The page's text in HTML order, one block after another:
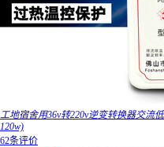
工地宿舍用36v转220v逆变转换器交流
120w)
62条评价